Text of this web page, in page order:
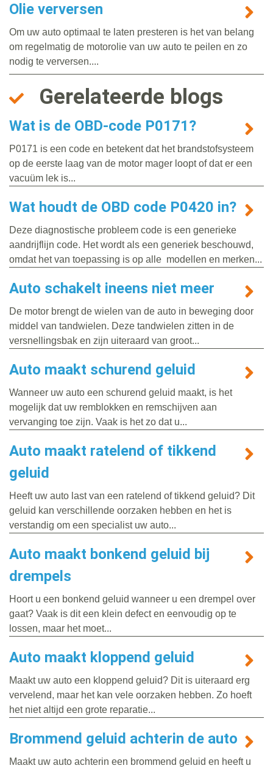
Olie verversen
Om uw auto optimaal te laten presteren is het van belang
om regelmatig de motorolie van uw auto te peilen en zo
nodig te verversen....
Gerelateerde blogs
Wat is de OBD-code P0171?
P0171 is een code en betekent dat het brandstofsysteem
op de eerste laag van de motor mager loopt of dat er een
vacuüm lek is...
Wat houdt de OBD code P0420 in?
Deze diagnostische probleem code is een generieke
aandrijflijn code. Het wordt als een generiek beschouwd,
omdat het van toepassing is op alle modellen en merken...
Auto schakelt ineens niet meer
De motor brengt de wielen van de auto in beweging door
middel van tandwielen. Deze tandwielen zitten in de
versnellingsbak en zijn uiteraard van groot...
Auto maakt schurend geluid
Wanneer uw auto een schurend geluid maakt, is het
mogelijk dat uw remblokken en remschijven aan
vervanging toe zijn. Vaak is het zo dat u...
Auto maakt ratelend of tikkend
geluid
Heeft uw auto last van een ratelend of tikkend geluid? Dit
geluid kan verschillende oorzaken hebben en het is
verstandig om een specialist uw auto...
Auto maakt bonkend geluid bij
drempels
Hoort u een bonkend geluid wanneer u een drempel over
gaat? Vaak is dit een klein defect en eenvoudig op te
lossen, maar het moet...
Auto maakt kloppend geluid
Maakt uw auto een kloppend geluid? Dit is uiteraard erg
vervelend, maar het kan vele oorzaken hebben. Zo hoeft
het niet altijd een grote reparatie...
Brommend geluid achterin de auto
Maakt uw auto achterin een brommend geluid en heeft u